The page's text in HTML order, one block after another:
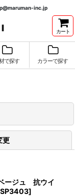
inc.jp
カート
で探す カラーで探す
更
ージュ 抗ウイ
]